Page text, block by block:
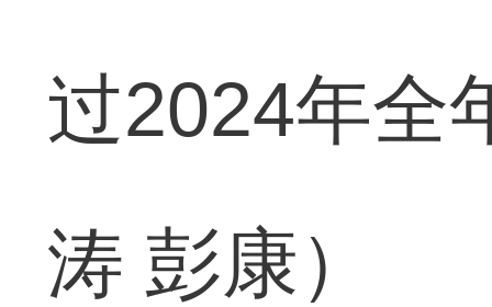
过2024年全
涛 彭康）